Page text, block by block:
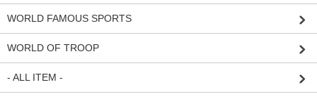
WORLD FAMOUS SPORTS
WORLD OF TROOP
- ALL ITEM -